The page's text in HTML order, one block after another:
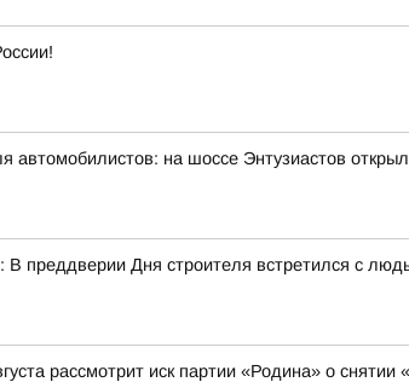
автомобилистов: на шоссе Энтузиастов
В преддверии Дня строителя встретился с
рассмотрит иск партии «Родина» о